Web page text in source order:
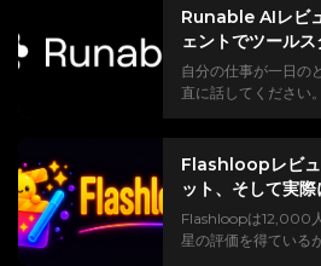
レンドは10億回以上
そのほとんどは
いる。 しかし、実
ら、どのチュートリ
に遭遇したことがあ
示される有料コンテ
奇妙なクロスフェー
特定の場所に照準を
「シューッ」という
は、「これは何？」
い洗練された動画ク
Runable AIレビ
ェントでツール
換えることができ
自分の仕事が一日の
直に話してください
分であることは稀だ
Canva、Webflow、
き来し、あるツール
していく作業のよ
は、リレーレース全
きると主張しており
マークで92.1%のス
Flashloopレビ
ット、そして実
か？
Flashloopは12,000
星の評価を得ている
か4日間でクレジッ